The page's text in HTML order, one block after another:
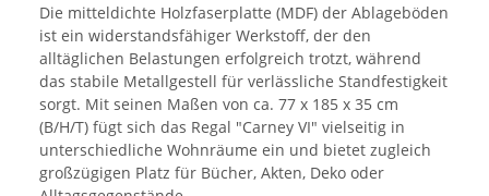
Die mitteldichte Holzfaserplatte (MDF) der Ablageböden
ist ein widerstandsfähiger Werkstoff, der den
alltäglichen Belastungen erfolgreich trotzt, während
das stabile Metallgestell für verlässliche Standfestigkeit
sorgt. Mit seinen Maßen von ca. 77 x 185 x 35 cm
(B/H/T) fügt sich das Regal "Carney VI" vielseitig in
unterschiedliche Wohnräume ein und bietet zugleich
großzügigen Platz für Bücher, Akten, Deko oder